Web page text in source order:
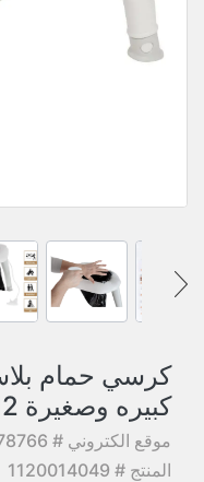
كرسي حمام
كبيره وصغيرة CHH-512
موقع الكتروني # 78766
المنتج # 1120014049